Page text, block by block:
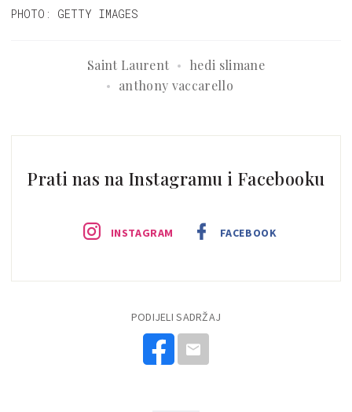
PHOTO: GETTY IMAGES
Saint Laurent
hedi slimane
anthony vaccarello
Prati nas na Instagramu i Facebooku
INSTAGRAM FACEBOOK
PODIJELI SADRŽAJ